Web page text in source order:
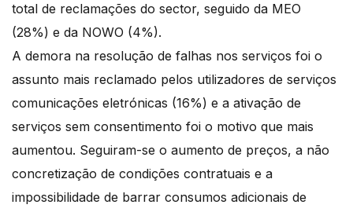
total de reclamações do sector, seguido da MEO
(28%) e da NOWO (4%).
A demora na resolução de falhas nos serviços foi o
assunto mais reclamado pelos utilizadores de serviços
comunicações eletrónicas (16%) e a ativação de
serviços sem consentimento foi o motivo que mais
aumentou. Seguiram-se o aumento de preços, a não
concretização de condições contratuais e a
impossibilidade de barrar consumos adicionais de